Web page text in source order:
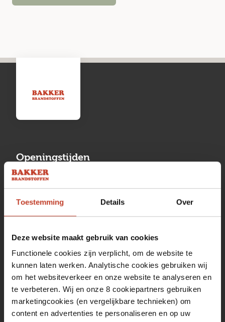
Toestemming Details Over
Deze website maakt gebruik van cookies
Functionele cookies zijn verplicht, om de website te
kunnen laten werken. Analytische cookies gebruiken wij
om het websiteverkeer en onze website te analyseren en
te verbeteren. Wij en onze 8 cookiepartners gebruiken
marketingcookies (en vergelijkbare technieken) om
content en advertenties te personaliseren en op uw
Openingstijden
Maandag
13:00 tot 17:00
Dinsdag
08:00 tot 17:00
08:00 tot 17:00
Vrijdag
08:00 tot 17:00
Zaterdag
09:30 tot 12:00
Zondag
Gesloten